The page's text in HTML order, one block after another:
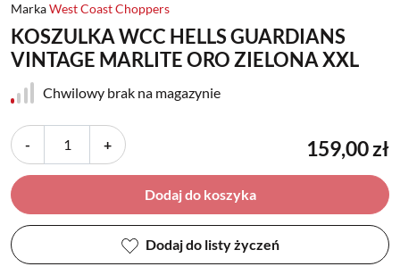
MarkaWest Coast Choppers
KOSZULKA WCC HELLS GUARDIANS
VINTAGE MARLITE ORO ZIELONA XXL
Chwilowy brak na magazynie
- + 159,00 zł
Dodaj do koszyka
Dodaj do listy życzeń